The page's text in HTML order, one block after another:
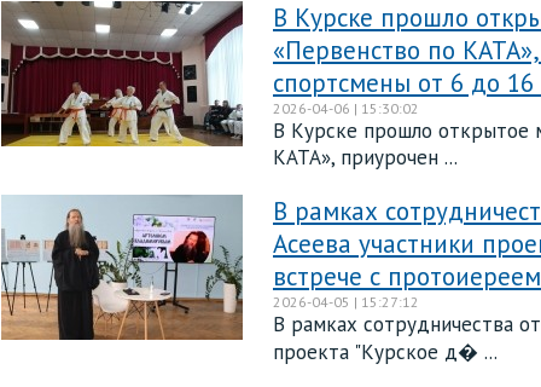
В Курске прошло
«Первенство по
спортсмены от 6 до
2026-04-06 | 15:30:02
В Курске прошло открытое
КАТА», приурочен ...
В рамках
Асеева участники
встрече с
2026-04-05 | 15:27:12
В рамках сотрудничества
проекта "Курское д� ...